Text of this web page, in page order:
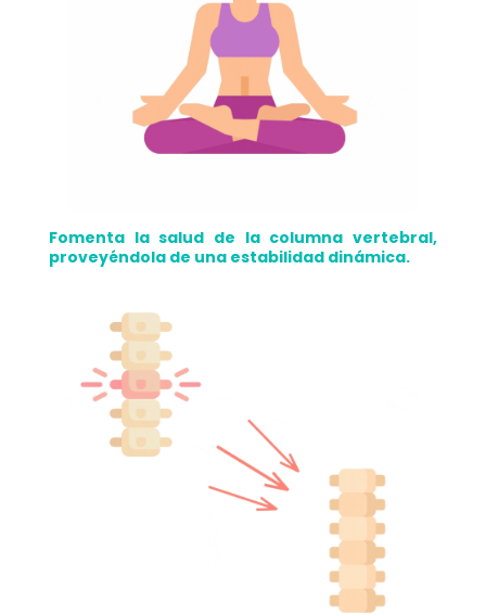
Fomenta la salud de la columna vertebral,
proveyéndola de una estabilidad dinámica.